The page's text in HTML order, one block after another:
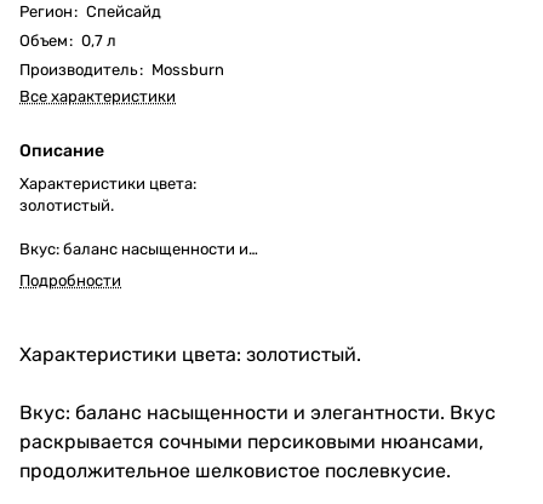
Регион: Спейсайд
Объем: 0,7 л
Производитель: Mossburn
Все характеристики
Описание
Характеристики цвета:
золотистый.
Вкус: баланс насыщенности и
элегантности. Вкус
раскрывается сочными
послевкусие.
Аромат: разнотравье с
доминирующими оттенками
ментола, стручковой ванили и
вереска.
Подробности
Характеристики цвета: золотистый.
Вкус: баланс насыщенности и элегантности. Вкус
раскрывается сочными персиковыми нюансами,
продолжительное шелковистое послевкусие.